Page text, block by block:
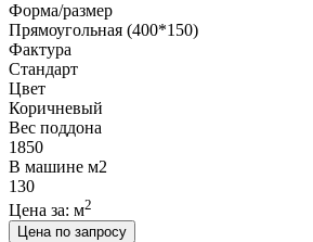
Форма/размер
Прямоугольная (400*150)
Фактура
Стандарт
Цвет
Коричневый
Вес поддона
1850
В машине м2
130
Цена за: м2
Цена по запросу